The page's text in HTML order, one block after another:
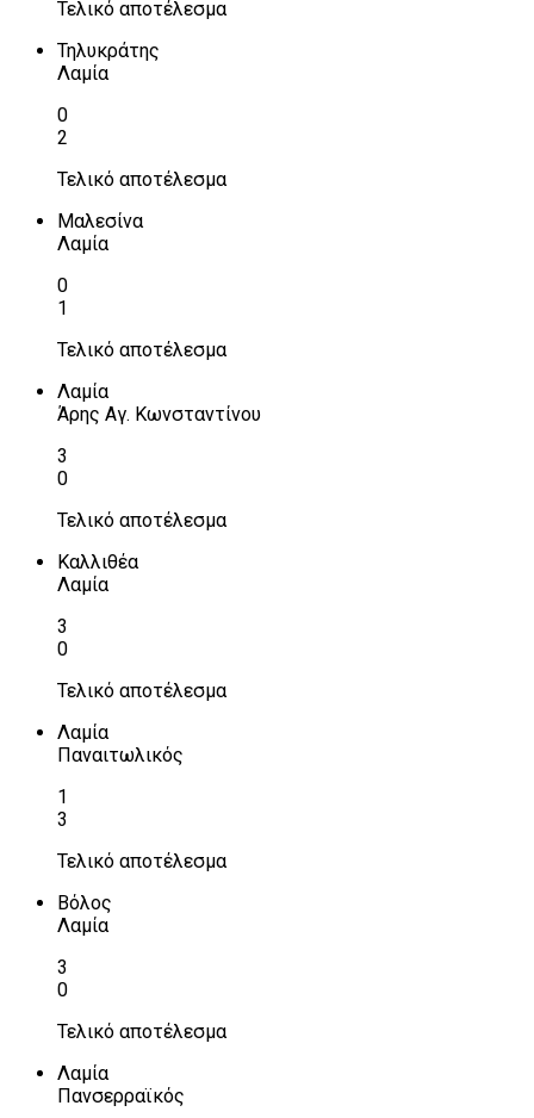
Τελικό αποτέλεσμα
Τηλυκράτης
Λαμία
0
2
Τελικό αποτέλεσμα
Μαλεσίνα
Λαμία
0
1
Τελικό αποτέλεσμα
Λαμία
Άρης Αγ. Κωνσταντίνου
3
0
Τελικό αποτέλεσμα
Καλλιθέα
Λαμία
3
0
Τελικό αποτέλεσμα
Λαμία
Παναιτωλικός
1
3
Τελικό αποτέλεσμα
Βόλος
Λαμία
3
0
Τελικό αποτέλεσμα
Λαμία
Πανσερραϊκός